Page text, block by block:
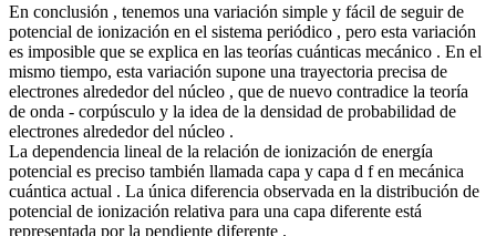
En conclusión , tenemos una variación simple y fácil de seguir de
potencial de ionización en el sistema periódico , pero esta variación
es imposible que se explica en las teorías cuánticas mecánico . En el
mismo tiempo, esta variación supone una trayectoria precisa de
electrones alrededor del núcleo , que de nuevo contradice la teoría
de onda - corpúsculo y la idea de la densidad de probabilidad de
electrones alrededor del núcleo .
La dependencia lineal de la relación de ionización de energía
potencial es preciso también llamada capa y capa d f en mecánica
cuántica actual . La única diferencia observada en la distribución de
potencial de ionización relativa para una capa diferente está
representada por la pendiente diferente .